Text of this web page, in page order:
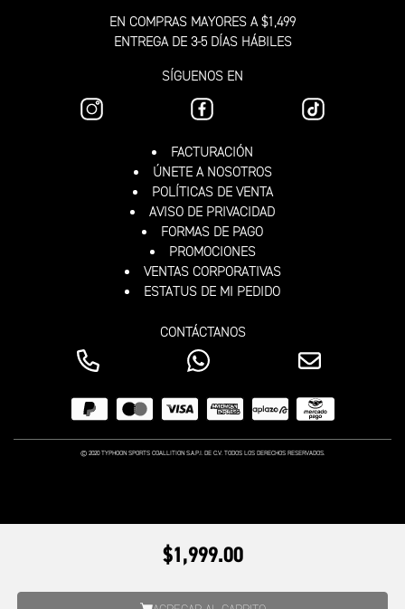
$1,999.00
EN COMPRAS MAYORES A $1,499
ENTREGA DE 3-5 DÍAS HÁBILES
SÍGUENOS EN
FACTURACIÓN
ÚNETE A NOSOTROS
POLÍTICAS DE VENTA
AVISO DE PRIVACIDAD
FORMAS DE PAGO
PROMOCIONES
VENTAS CORPORATIVAS
ESTATUS DE MI PEDIDO
CONTÁCTANOS
© 2020 TYPHOON SPORTS COALLITION S.A.P.I. DE C.V. TODOS LOS DERECHOS RESERVADOS.